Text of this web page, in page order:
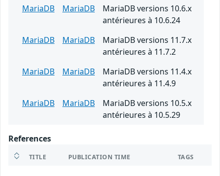
MariaDB
MariaDB
MariaDB versions 10.6.x
antérieures à 10.6.24
MariaDB
MariaDB
MariaDB versions 11.7.x
antérieures à 11.7.2
MariaDB
MariaDB
MariaDB versions 11.4.x
antérieures à 11.4.9
MariaDB
MariaDB
MariaDB versions 10.5.x
antérieures à 10.5.29
References
TITLE PUBLICATION TIME TAGS